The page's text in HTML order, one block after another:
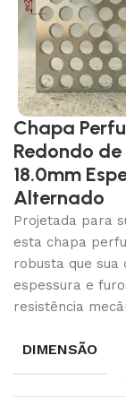
Chapa
Redondo
18.0mm
Alternado
Projetada para
esta chapa
robusta que sua
espessura e
resistência
DIMENSÃO